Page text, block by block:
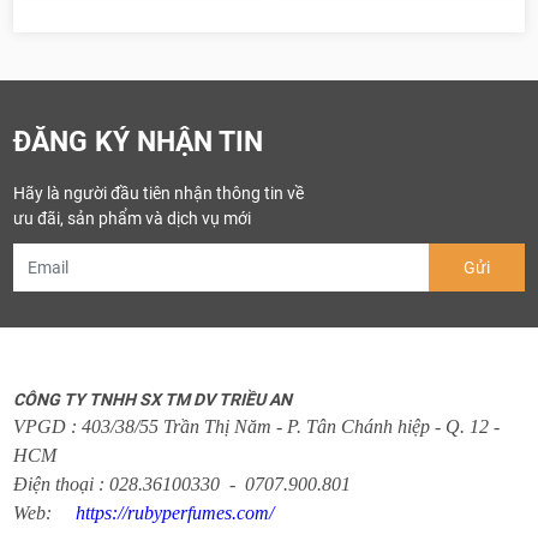
ĐĂNG KÝ NHẬN TIN
Hãy là người đầu tiên nhận thông tin về
ưu đãi, sản phẩm và dịch vụ mới
CÔNG TY TNHH SX TM DV TRIỀU AN
VPGD : 403/38/55 Trần Thị Năm - P. Tân Chánh hiệp - Q. 12 -
HCM
Điện thoại : 028.36100330 - 0707.900.801
Web:https://rubyperfumes.com/